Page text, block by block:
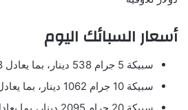
أسعار السبائك اليوم
سبيكة 5 جرام 538 دينار، بما يعادل 758 دولار.
سبيكة 10 جرام 1062 دينار، بما يعادل 1496 دولار.